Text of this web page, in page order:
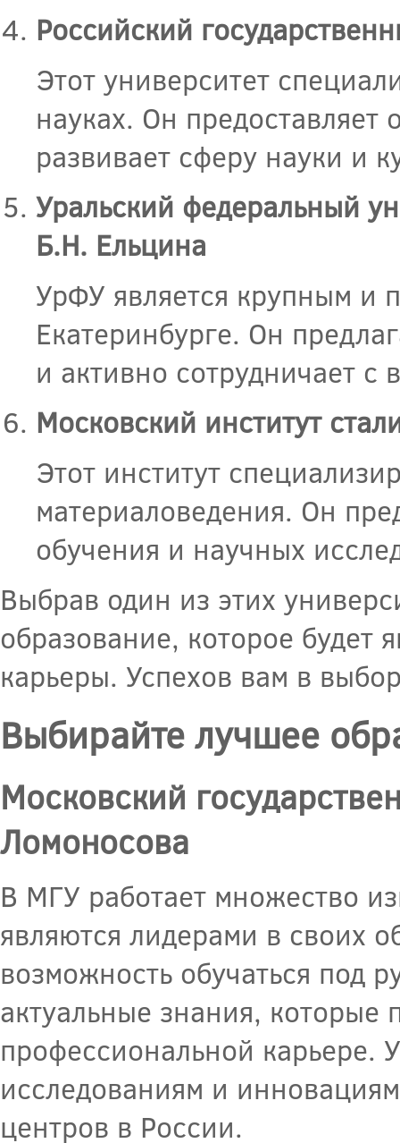
Российский
Этот университет
науках. Он
развивает сферу науки и
Уральский федеральный
Б.Н. Ельцина
УрФУ является крупным и
Екатеринбурге. Он
и активно сотрудничает
Московский институт
Этот институт
материаловедения. Он
обучения и научных
Выбрав один из этих
образование, которое будет
карьеры. Успехов вам в
Выбирайте лучшее
Московский
Ломоносова
В МГУ работает множество
являются лидерами в своих
возможность обучаться под
актуальные знания, которые
профессиональной карьере.
исследованиям и
центров в России.